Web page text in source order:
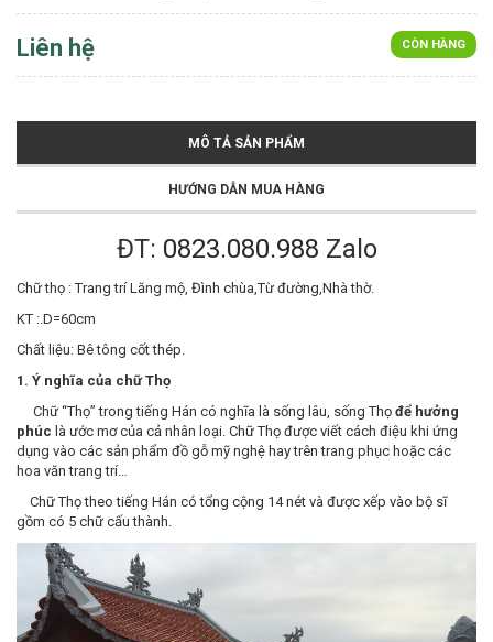
CÒN HÀNG
Liên hệ
MÔ TẢ SẢN PHẨM
HƯỚNG DẪN MUA HÀNG
ĐT: 0823.080.988 Zalo
Chữ thọ : Trang trí Lăng mộ, Đình chùa,Từ đường,Nhà thờ.
KT :.D=60cm
Chất liệu: Bê tông cốt thép.
1. Ý nghĩa của chữ Thọ
Chữ “Thọ” trong tiếng Hán có nghĩa là sống lâu, sống Thọ để hưởng
phúc là ước mơ của cả nhân loại. Chữ Thọ được viết cách điệu khi ứng
dụng vào các sản phẩm đồ gỗ mỹ nghệ hay trên trang phục hoặc các
hoa văn trang trí…
Chữ Thọ theo tiếng Hán có tổng cộng 14 nét và được xếp vào bộ sĩ
gồm có 5 chữ cấu thành.